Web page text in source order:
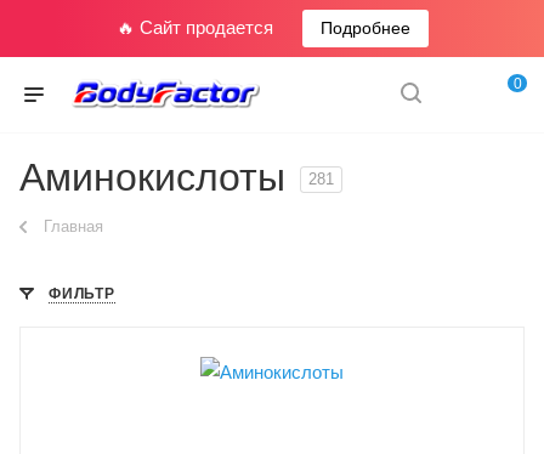
🔥 Сайт продается Подробнее
0
Аминокислоты 281
Главная
ФИЛЬТР